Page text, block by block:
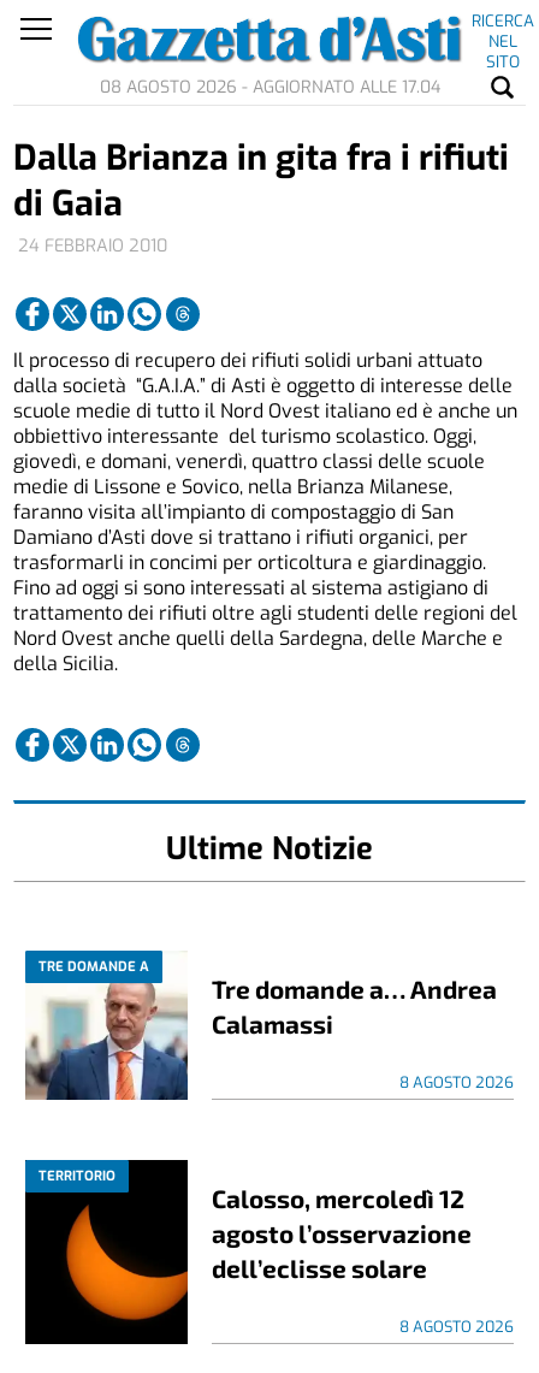
RICERCA
NEL
SITO
08 AGOSTO 2026 - AGGIORNATO ALLE 17.04
24 FEBBRAIO 2010
Dalla Brianza in gita fra i rifiuti
di Gaia
Il processo di recupero dei rifiuti solidi urbani attuato
dalla società “G.A.I.A.” di Asti è oggetto di interesse delle
scuole medie di tutto il Nord Ovest italiano ed è anche un
obbiettivo interessante del turismo scolastico. Oggi,
giovedì, e domani, venerdì, quattro classi delle scuole
medie di Lissone e Sovico, nella Brianza Milanese,
faranno visita all’impianto di compostaggio di San
Damiano d’Asti dove si trattano i rifiuti organici, per
trasformarli in concimi per orticoltura e giardinaggio.
Fino ad oggi si sono interessati al sistema astigiano di
trattamento dei rifiuti oltre agli studenti delle regioni del
Nord Ovest anche quelli della Sardegna, delle Marche e
della Sicilia.
Ultime Notizie
TRE DOMANDE A
Tre domande a… Andrea
Calamassi
8 AGOSTO 2026
TERRITORIO
Calosso, mercoledì 12
agosto l’osservazione
dell’eclisse solare
8 AGOSTO 2026